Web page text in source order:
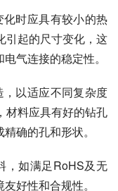
时应具有较小的热
引起的尺寸变化，这
气连接的稳定性。
以适应不同复杂度
材料应具有好的钻孔
确的孔和形状。
，如满足RoHS及无
好性和合规性。